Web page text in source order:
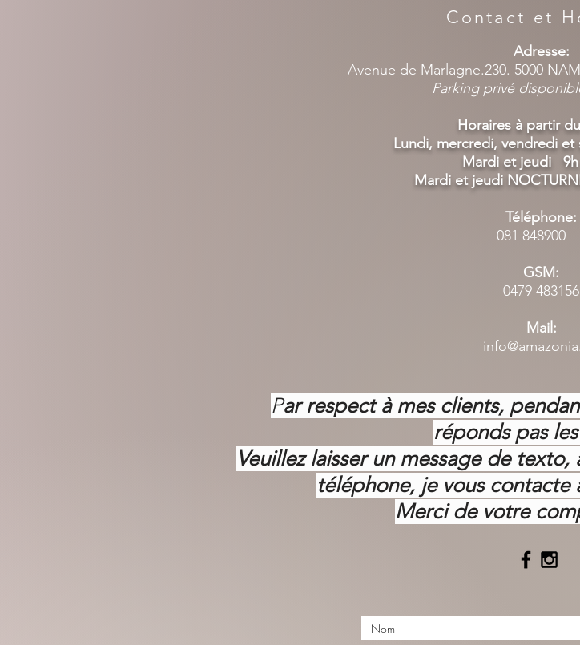
Contact et
Adresse:
Avenue de Marlagne.230. 5000
Parking privé
Horaires à partir
Lundi, mercredi, vendredi et
Mardi et jeudi 9h
Mardi et jeudi
Téléphone:
081 848900
GSM:
0479 483156
Mail:
Par respect à mes clients,
réponds pas
Veuillez laisser un message de
téléphone, je vous contacte
Merci de votre